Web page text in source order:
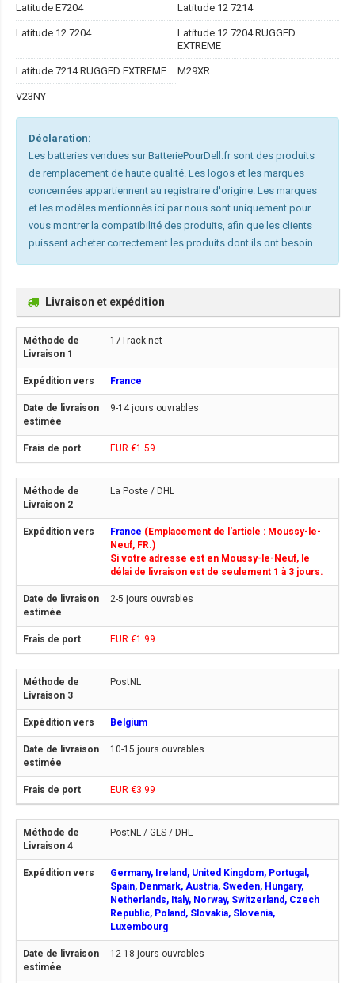
Latitude E7204 Latitude 12 7214
Latitude 12 7204
Latitude 12 7204 RUGGED
EXTREME
Latitude 7214 RUGGED EXTREME M29XR
V23NY
Déclaration:
Les batteries vendues sur BatteriePourDell.fr sont des produits
de remplacement de haute qualité. Les logos et les marques
concernées appartiennent au registraire d'origine. Les marques
et les modèles mentionnés ici par nous sont uniquement pour
vous montrer la compatibilité des produits, afin que les clients
puissent acheter correctement les produits dont ils ont besoin.
Livraison et expédition
17Track.net
France
9-14 jours ouvrables
EUR €1.59
La Poste / DHL
France (Emplacement de l'article : Moussy-le-
Neuf, FR.)
Si votre adresse est en Moussy-le-Neuf, le
délai de livraison est de seulement 1 à 3 jours.
2-5 jours ouvrables
EUR €1.99
PostNL
Belgium
10-15 jours ouvrables
EUR €3.99
PostNL / GLS / DHL
Germany, Ireland, United Kingdom, Portugal,
Spain, Denmark, Austria, Sweden, Hungary,
Netherlands, Italy, Norway, Switzerland, Czech
Republic, Poland, Slovakia, Slovenia,
Luxembourg
12-18 jours ouvrables